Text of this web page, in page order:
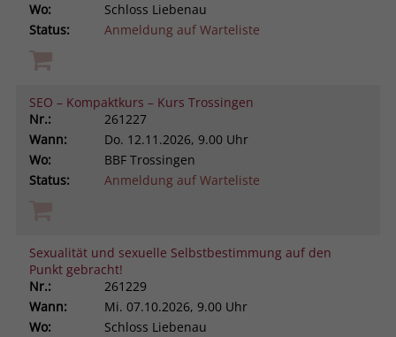
Wo:
Schloss Liebenau
Status:
Anmeldung auf Warteliste
SEO – Kompaktkurs – Kurs Trossingen
Nr.:
261227
Wann:
Do. 12.11.2026, 9.00 Uhr
Wo:
BBF Trossingen
Status:
Anmeldung auf Warteliste
Sexualität und sexuelle Selbstbestimmung auf den
Punkt gebracht!
Nr.:
261229
Wann:
Mi. 07.10.2026, 9.00 Uhr
Wo:
Schloss Liebenau